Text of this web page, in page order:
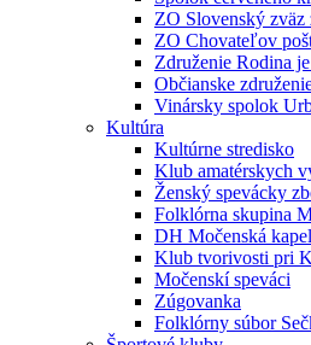
ZO Slovenský zväz
ZO Chovateľov
Združenie Rodina
Občianske
Vinársky spolok
Kultúra
Kultúrne stredisko
Klub amatérskych
Ženský spevácky
Folklórna skupina
DH Močenská
Klub tvorivosti pri
Močenskí speváci
Zúgovanka
Folklórny súbor